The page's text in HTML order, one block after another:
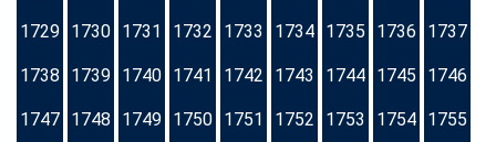
1729 1730 1731 1732 1733 1734 1735 1736 1737
1738 1739 1740 1741 1742 1743 1744 1745 1746
1747 1748 1749 1750 1751 1752 1753 1754 1755